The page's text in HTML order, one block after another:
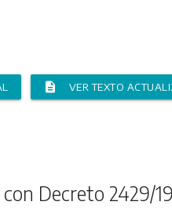
description VER TEXTO
Decreto 2429/